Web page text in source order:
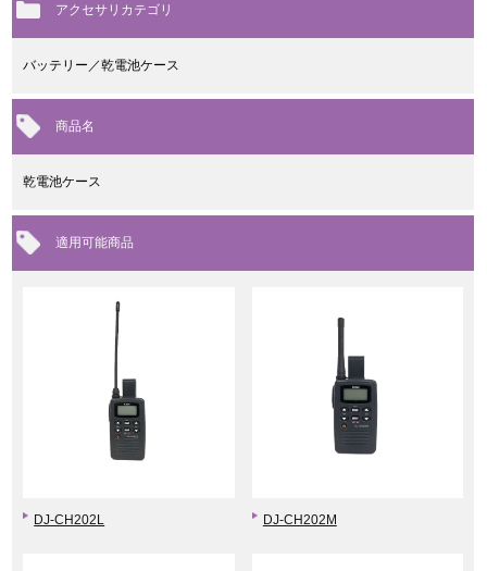
アクセサリカテゴリ
バッテリー／乾電池ケース
商品名
乾電池ケース
適用可能商品
DJ-CH202L DJ-CH202M